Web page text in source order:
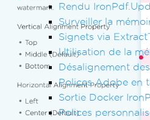
Rendu
Surveiller la
Signets via
Utilisation de la
Désalignement
Polices Adobe en
Sortie Docker
Polices